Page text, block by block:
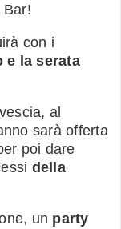
Bar!
con i
e la serata
al
sarà offerta
poi dare
della
un party